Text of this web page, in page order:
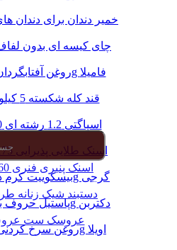
اسنک پنیری فنری 60 گرمی چاکلز
دستبند شیک زنانه
عروسک ست
خمیر دندان برای دندان
چای کیسه ای بدون لفاف 25 عددی
روغن آفتابگردان غنی شده 810g فامیلا
قند کله شکسته 5 کیلو گرمی صمیم
اسپاگتی 1.2 رشته ای 700 گرمی مانا
اسنک طلایی پذیرایی 175 گرمی چی توز
بیسکوییت کرم دار کاکائویی 390g گرجی
پاستیل حروف با رنگ طبیعی 85g دکتربن
روغن سرخ کردنی بدون پالم 810g اویلا